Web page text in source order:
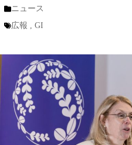
ニュース
広報 ,GI